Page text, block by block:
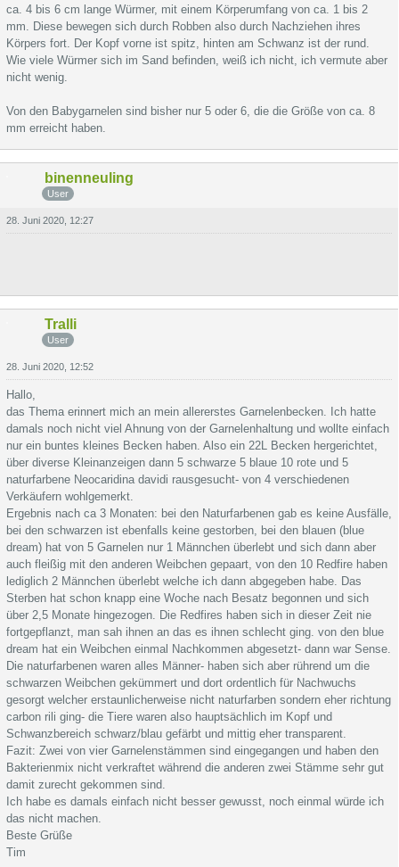
ca. 4 bis 6 cm lange Würmer, mit einem Körperumfang von ca. 1 bis 2
mm. Diese bewegen sich durch Robben also durch Nachziehen ihres
Körpers fort. Der Kopf vorne ist spitz, hinten am Schwanz ist der rund.
Wie viele Würmer sich im Sand befinden, weiß ich nicht, ich vermute aber
nicht wenig.
Von den Babygarnelen sind bisher nur 5 oder 6, die die Größe von ca. 8
mm erreicht haben.
binenneuling
User
28. Juni 2020, 12:27
Tralli
User
28. Juni 2020, 12:52
Hallo,
das Thema erinnert mich an mein allererstes Garnelenbecken. Ich hatte
damals noch nicht viel Ahnung von der Garnelenhaltung und wollte einfach
nur ein buntes kleines Becken haben. Also ein 22L Becken hergerichtet,
über diverse Kleinanzeigen dann 5 schwarze 5 blaue 10 rote und 5
naturfarbene Neocaridina davidi rausgesucht- von 4 verschiedenen
Verkäufern wohlgemerkt.
Ergebnis nach ca 3 Monaten: bei den Naturfarbenen gab es keine Ausfälle,
bei den schwarzen ist ebenfalls keine gestorben, bei den blauen (blue
dream) hat von 5 Garnelen nur 1 Männchen überlebt und sich dann aber
auch fleißig mit den anderen Weibchen gepaart, von den 10 Redfire haben
lediglich 2 Männchen überlebt welche ich dann abgegeben habe. Das
Sterben hat schon knapp eine Woche nach Besatz begonnen und sich
über 2,5 Monate hingezogen. Die Redfires haben sich in dieser Zeit nie
fortgepflanzt, man sah ihnen an das es ihnen schlecht ging. von den blue
dream hat ein Weibchen einmal Nachkommen abgesetzt- dann war Sense.
Die naturfarbenen waren alles Männer- haben sich aber rührend um die
schwarzen Weibchen gekümmert und dort ordentlich für Nachwuchs
gesorgt welcher erstaunlicherweise nicht naturfarben sondern eher richtung
carbon rili ging- die Tiere waren also hauptsächlich im Kopf und
Schwanzbereich schwarz/blau gefärbt und mittig eher transparent.
Fazit: Zwei von vier Garnelenstämmen sind eingegangen und haben den
Bakterienmix nicht verkraftet während die anderen zwei Stämme sehr gut
damit zurecht gekommen sind.
Ich habe es damals einfach nicht besser gewusst, noch einmal würde ich
das nicht machen.
Beste Grüße
Tim